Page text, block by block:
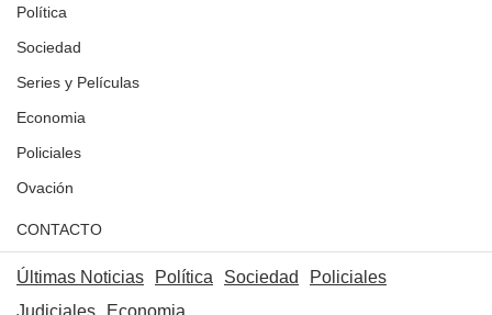
Política
Sociedad
Series y Películas
Economia
Policiales
Ovación
CONTACTO
Últimas Noticias Política Sociedad
Policiales
Judiciales
Economia